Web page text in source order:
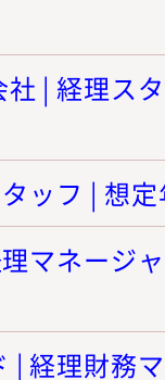
| 経理ス
ッフ | 想
マネージ
| 経理財務